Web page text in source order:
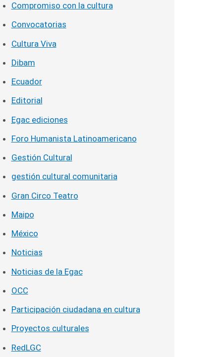
Compromiso con la cultura
Convocatorias
Cultura Viva
Dibam
Ecuador
Editorial
Egac ediciones
Foro Humanista Latinoamericano
Gestión Cultural
gestión cultural comunitaria
Gran Circo Teatro
Maipo
México
Noticias
Noticias de la Egac
OCC
Participación ciudadana en cultura
Proyectos culturales
RedLGC